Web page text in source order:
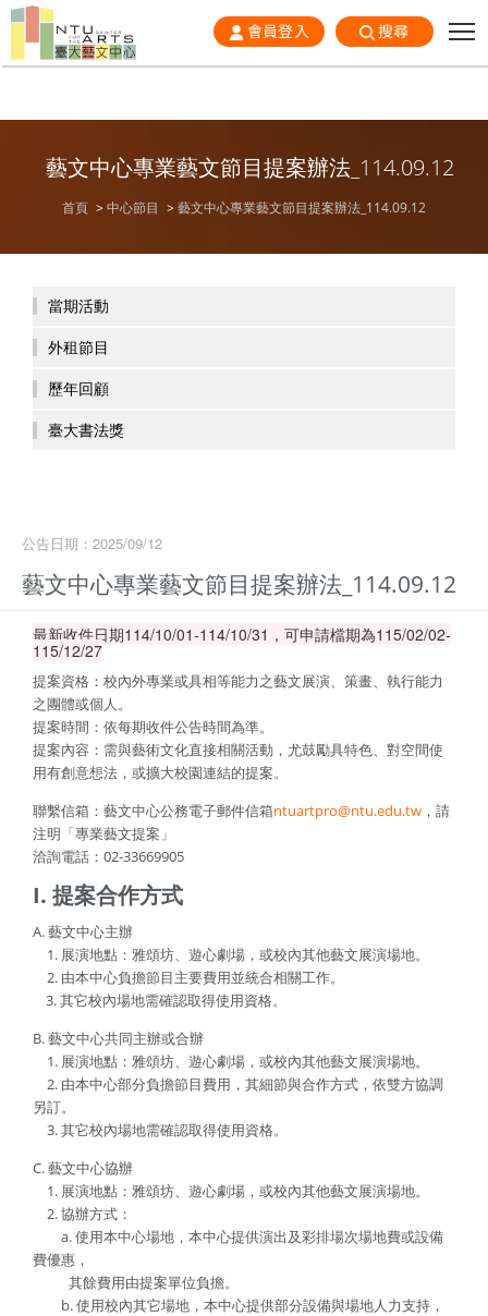
會員登入 搜尋
藝文中心專業藝文節目提案辦法_114.09.12
首頁 中心節目 藝文中心專業藝文節目提案辦法_114.09.12
當期活動
外租節目
歷年回顧
臺大書法獎
公告日期：2025/09/12
藝文中心專業藝文節目提案辦法_114.09.12
最新收件日期114/10/01-114/10/31，可申請檔期為115/02/02-
115/12/27
提案資格：校內外專業或具相等能力之藝文展演、策畫、執行能力
之團體或個人。
提案時間：依每期收件公告時間為準。
提案內容：需與藝術文化直接相關活動，尤鼓勵具特色、對空間使
用有創意想法，或擴大校園連結的提案。
聯繫信箱：藝文中心公務電子郵件信箱ntuartpro@ntu.edu.tw ，請
注明「專業藝文提案」
洽詢電話：02-33669905
I. 提案合作方式
A. 藝文中心主辦
1. 展演地點：雅頌坊、遊心劇場，或校內其他藝文展演場地。
2. 由本中心負擔節目主要費用並統合相關工作。
3. 其它校內場地需確認取得使用資格。
B. 藝文中心共同主辦或合辦
1. 展演地點：雅頌坊、遊心劇場，或校內其他藝文展演場地。
2. 由本中心部分負擔節目費用，其細節與合作方式，依雙方協調
另訂。
3. 其它校內場地需確認取得使用資格。
C. 藝文中心協辦
1. 展演地點：雅頌坊、遊心劇場，或校內其他藝文展演場地。
2. 協辦方式：
a. 使用本中心場地，本中心提供演出及彩排場次場地費或設備
費優惠，
其餘費用由提案單位負擔。
b. 使用校內其它場地，本中心提供部分設備與場地人力支持，